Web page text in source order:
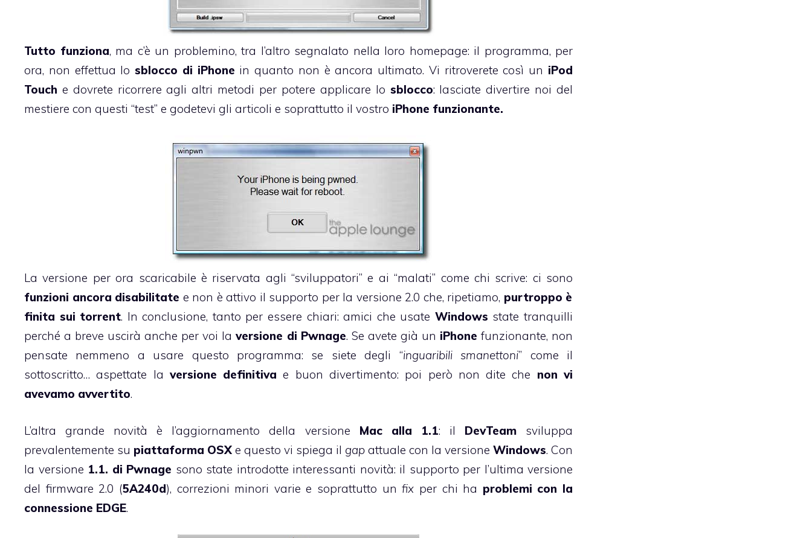
Tutto funziona, ma c’è un problemino, tra l’altro segnalato nella loro homepage: il programma, per
ora, non effettua lo sblocco di iPhone in quanto non è ancora ultimato. Vi ritroverete così un iPod
Touch e dovrete ricorrere agli altri metodi per potere applicare lo sblocco: lasciate divertire noi del
mestiere con questi “test” e godetevi gli articoli e soprattutto il vostro iPhone funzionante.
La versione per ora scaricabile è riservata agli “sviluppatori” e ai “malati” come chi scrive: ci sono
funzioni ancora disabilitate e non è attivo il supporto per la versione 2.0 che, ripetiamo, purtroppo è
finita sui torrent. In conclusione, tanto per essere chiari: amici che usate Windows state tranquilli
perché a breve uscirà anche per voi laversione di Pwnage. Se avete già un iPhone funzionante, non
pensate nemmeno a usare questo programma: se siete degli “inguaribili smanettoni” come il
sottoscritto… aspettate la versione definitiva e buon divertimento: poi però non dite che non vi
avevamo avvertito.
L’altra grande novità è l’aggiornamento della versione Mac alla 1.1: il DevTeamsviluppa
prevalentemente su piattaforma OSX e questo vi spiega il gap attuale con la versione Windows. Con
la versione 1.1. di Pwnage sono state introdotte interessanti novità: il supporto per l’ultima versione
del firmware 2.0 (5A240d), correzioni minori varie e soprattutto unfix per chi ha problemi con la
connessione EDGE.